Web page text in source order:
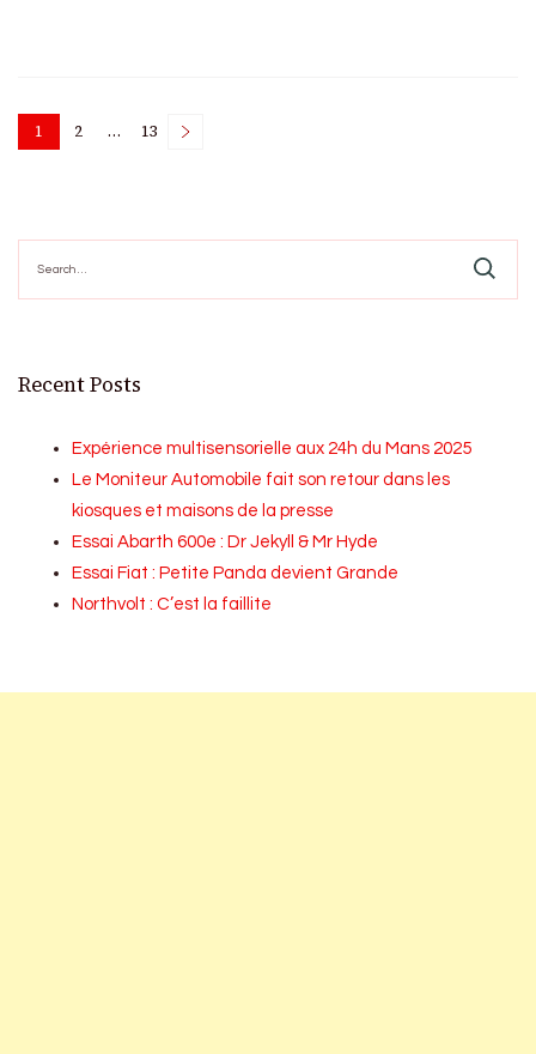
Posts
Page
1 Page
2 … Page
13
for:
Recent Posts
Expérience multisensorielle aux 24h du Mans 2025
Le Moniteur Automobile fait son retour dans les
kiosques et maisons de la presse
Essai Abarth 600e : Dr Jekyll & Mr Hyde
Essai Fiat : Petite Panda devient Grande
Northvolt : C’est la faillite